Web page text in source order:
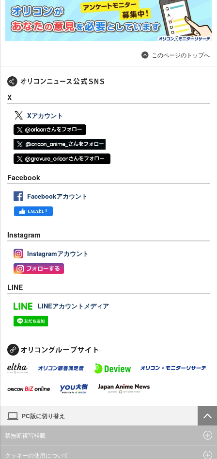
このページのトップへ
X
Xアカウント
Facebook
Facebookアカウント
Instagram
Instagramアカウント
LINE
LINEアカウントメディア
PC版に切り替え
禁無断複写転載
クッキーの使用について